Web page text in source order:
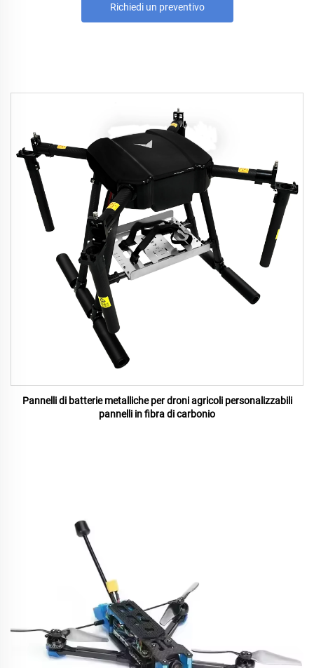
Richiedi un preventivo
Pannelli di batterie metalliche per droni agricoli personalizzabili
pannelli in fibra di carbonio